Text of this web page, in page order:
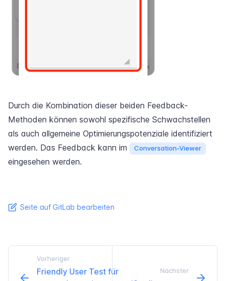
Durch die Kombination dieser beiden Feedback-
Methoden können sowohl spezifische Schwachstellen
als auch allgemeine Optimierungspotenziale identifiziert
werden. Das Feedback kann im
Conversation-Viewer
eingesehen werden.
Seite auf GitLab bearbeiten
Vorheriger
Friendly User Test für
Nächster